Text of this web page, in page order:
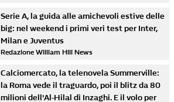
Serie A, la guida alle amichevoli estive delle
big: nel weekend i primi veri test per Inter,
Milan e Juventus
Redazione William Hill News
Calciomercato, la telenovela Summerville:
la Roma vede il traguardo, poi il blitz da 80
milioni dell'Al-Hilal di Inzaghi. E il volo per